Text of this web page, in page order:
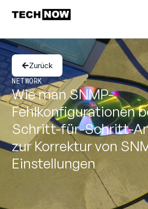
Zurück
NETWORK
Wie man SNMP-
Fehlkonfigurationen
Schritt-für-Schritt-
zur Korrektur von
Einstellungen